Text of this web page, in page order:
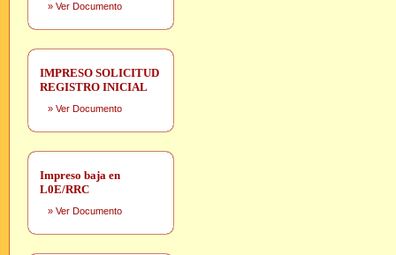
» Ver Documento
IMPRESO SOLICITUD
REGISTRO INICIAL
» Ver Documento
Impreso baja en
L0E/RRC
» Ver Documento